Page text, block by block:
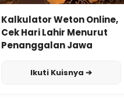
Kalkulator Weton Online,
Cek Hari Lahir Menurut
Penanggalan Jawa
Ikuti Kuisnya ➔